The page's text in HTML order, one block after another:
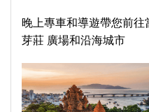
晚上專車和導遊帶您前
芽莊 廣場和沿海城市